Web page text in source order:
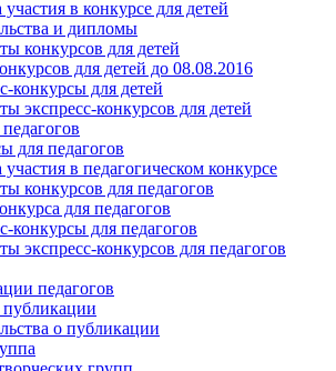
в конкурсе для детей
и дипломы
конкурсов для детей
для детей до 08.08.2016
конкурсы для детей
экспресс-конкурсов для детей
для педагогов
в педагогическом конкурсе
конкурсов для педагогов
для педагогов
конкурсы для педагогов
экспресс-конкурсов для педагогов
педагогов
публикации
о публикации